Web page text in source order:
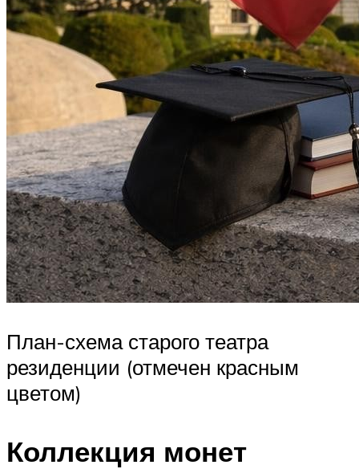
План-схема старого театра
резиденции (отмечен красным
цветом)
Коллекция монет